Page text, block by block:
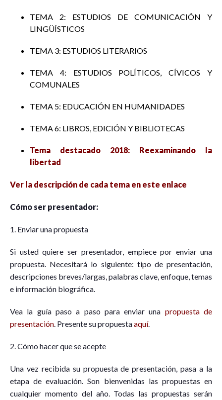
TEMA 2: ESTUDIOS DE COMUNICACIÓN Y
LINGÜÍSTICOS
TEMA 3: ESTUDIOS LITERARIOS
TEMA 4: ESTUDIOS POLÍTICOS, CÍVICOS Y
COMUNALES
TEMA 5: EDUCACIÓN EN HUMANIDADES
TEMA 6: LIBROS, EDICIÓN Y BIBLIOTECAS
Tema destacado 2018: Reexaminando la
libertad
Ver la descripción de cada tema en este enlace
Cómo ser presentador:
1. Enviar una propuesta
Si usted quiere ser presentador, empiece por enviar una
propuesta. Necesitará lo siguiente: tipo de presentación,
descripciones breves/largas, palabras clave, enfoque, temas
e información biográfica.
Vea la guía paso a paso para enviar una propuesta de
presentación . Presente su propuestaaquí.
2. Cómo hacer que se acepte
Una vez recibida su propuesta de presentación, pasa a la
etapa de evaluación. Son bienvenidas las propuestas en
cualquier momento del año. Todas las propuestas serán